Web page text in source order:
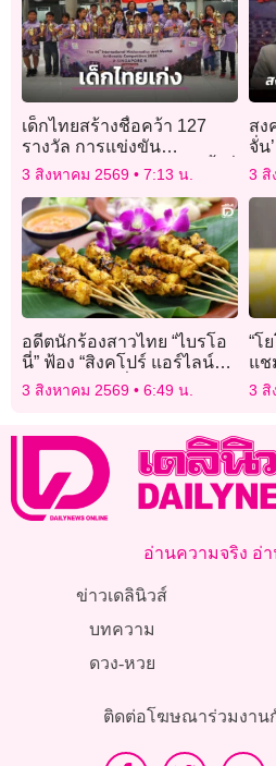
เด็กไทยสร้างชื่อคว้า 127
รางวัล การแข่งขัน
คณิตศาสตร์นานาชาติ ครั้งที่
3 สิงหาคม 2569 7:13 น.
สง
จั่น’
3 สิ
อดีตนักร้องสาวไทย “ไบรโอ
นี่” ฟ้อง “สิงคโปร์ แอร์ไลน์ส”
เศษไม้สะเต๊ะทิ่มคอ เส้นเสียง
3 สิงหาคม 2569 6:49 น.
“โ
แช
3 สิ
อ่านความจริง อ่
ข่าวเดลินิวส์
บทความ
ดวง-หวย
ติดต่อโฆษณาร่วมงาน